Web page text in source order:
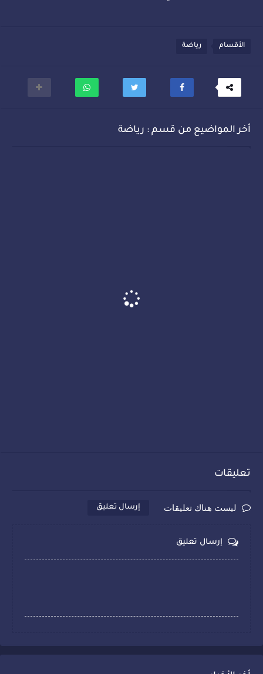
الأقسام رياضة
أخر المواضيع من قسم : رياضة
تعليقات
ليست هناك تعليقات إرسال تعليق
إرسال تعليق